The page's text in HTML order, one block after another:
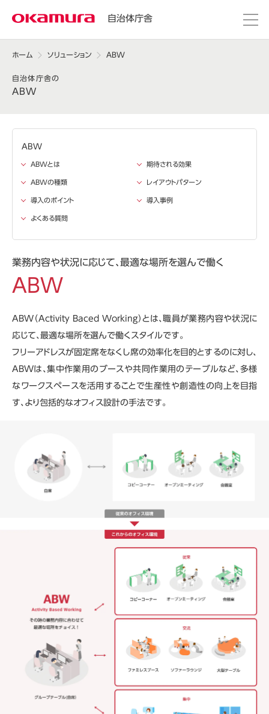
自治体庁舎
ホーム ソリューション ABW
自治体庁舎の
ABW
ABW
ABWとは 期待される効果
ABWの種類 レイアウトパターン
導入のポイント 導入事例
よくある質問
業務内容や状況に応じて、 最適な場所を選んで働く
ABW
ABW（Activity Baced Working）とは、職員が業務内容や状況に
応じて、最適な場所を選んで働くスタイルです。
フリーアドレスが固定席をなくし席の効率化を目的とするのに対し、
ABWは、集中作業用のブースや共同作業用のテーブルなど、多様
なワークスペースを活用することで生産性や創造性の向上を目指
す、より包括的なオフィス設計の手法です。